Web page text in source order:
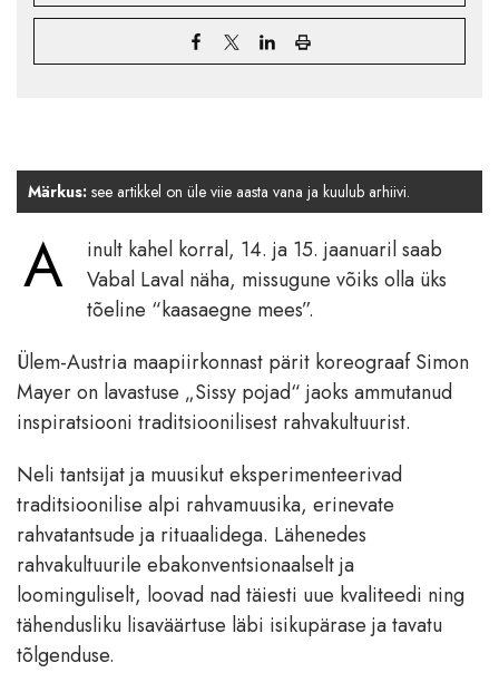
Märkus: see artikkel on üle viie aasta vana ja kuulub arhiivi.
A
inult kahel korral, 14. ja 15. jaanuaril saab
Vabal Laval näha, missugune võiks olla üks
tõeline “kaasaegne mees”.
Ülem-Austria maapiirkonnast pärit koreograaf Simon
Mayer on lavastuse „Sissy pojad“ jaoks ammutanud
inspiratsiooni traditsioonilisest rahvakultuurist.
Neli tantsijat ja muusikut eksperimenteerivad
traditsioonilise alpi rahvamuusika, erinevate
rahvatantsude ja rituaalidega. Lähenedes
rahvakultuurile ebakonventsionaalselt ja
loominguliselt, loovad nad täiesti uue kvaliteedi ning
tähendusliku lisaväärtuse läbi isikupärase ja tavatu
tõlgenduse.